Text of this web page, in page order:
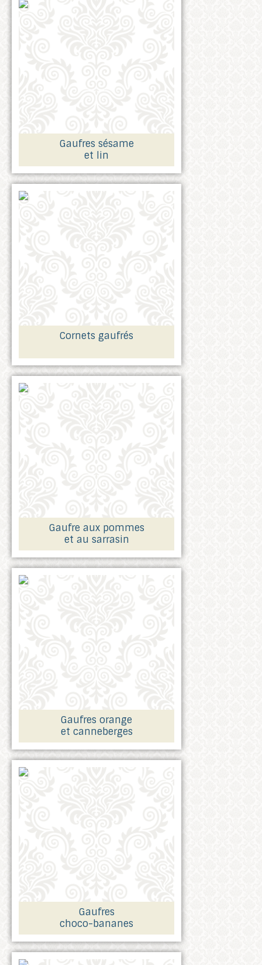
Gaufres sésame
et lin
Cornets gaufrés
Gaufre aux pommes
et au sarrasin
Gaufres orange
et canneberges
Gaufres
choco-bananes